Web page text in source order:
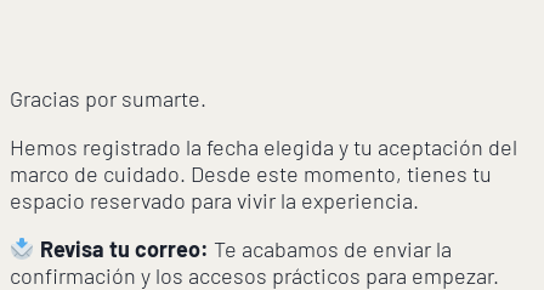
Gracias por sumarte.
Hemos registrado la fecha elegida y tu aceptación del
marco de cuidado. Desde este momento, tienes tu
espacio reservado para vivir la experiencia.
Revisa tu correo: Te acabamos de enviar la
confirmación y los accesos prácticos para empezar.